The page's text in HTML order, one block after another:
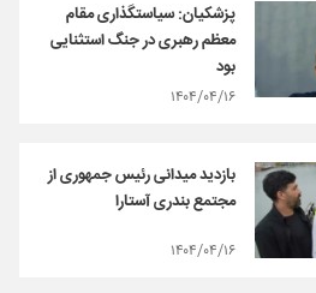
پزشکیان: سیاستگذاری مقام
معظم رهبری در جنگ استثنایی
بود
۱۴۰۴/۰۴/۱۶
بازدید میدانی رئیس جمهوری از
مجتمع بندری آستارا
۱۴۰۴/۰۴/۱۶